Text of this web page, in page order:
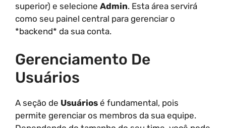
superior) e selecione Admin. Esta área servirá
como seu painel central para gerenciar o
*backend* da sua conta.
Gerenciamento De
Usuários
A seção de Usuários é fundamental, pois
permite gerenciar os membros da sua equipe.